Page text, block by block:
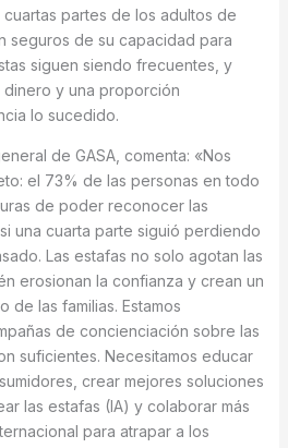
partes de los adultos de
seguros de su capacidad para
siguen siendo frecuentes, y
dinero y una proporción
lo sucedido.
de GASA, comenta: «Nos
el 73% de las personas en todo
de poder reconocer las
una cuarta parte siguió perdiendo
Las estafas no solo agotan las
erosionan la confianza y crean un
de las familias. Estamos
de concienciación sobre las
suficientes. Necesitamos educar
crear mejores soluciones
las estafas (IA) y colaborar más
para atrapar a los